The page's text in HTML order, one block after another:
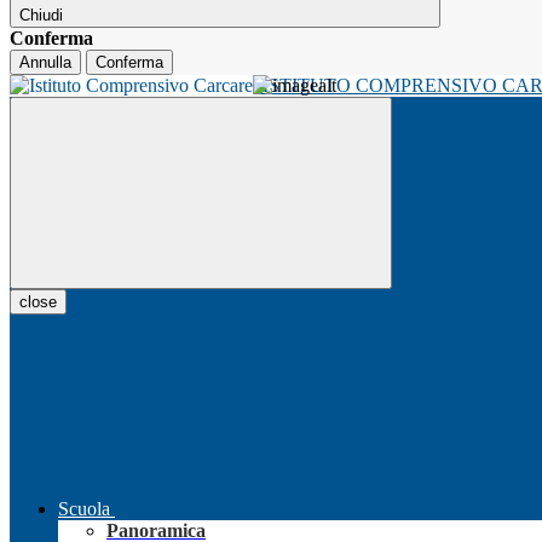
Chiudi
Conferma
Annulla Conferma
ISTITUTO COMPRENSIVO
close
Scuola
Panoramica